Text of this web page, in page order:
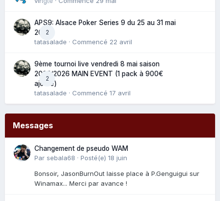
2
APS9: Alsace Poker Series 9 du 25 au 31 mai
2025
tatasalade · Commencé 22 avril
2
9ème tournoi live vendredi 8 mai saison
2025/2026 MAIN EVENT (1 pack à 900€
ajouté)
tatasalade · Commencé 17 avril
Messages
Changement de pseudo WAM
Par sebala68 · Posté(e) 18 juin
Bonsoir, JasonBurnOut laisse place à P.Genguigui sur
Winamax... Merci par avance !